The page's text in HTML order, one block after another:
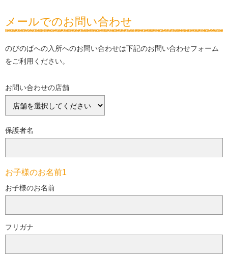
メールでのお問い合わせ
のびのばへの入所へのお問い合わせは下記のお問い合わせフォーム
をご利用ください。
お問い合わせの店舗
保護者名
お子様のお名前1
お子様のお名前
フリガナ